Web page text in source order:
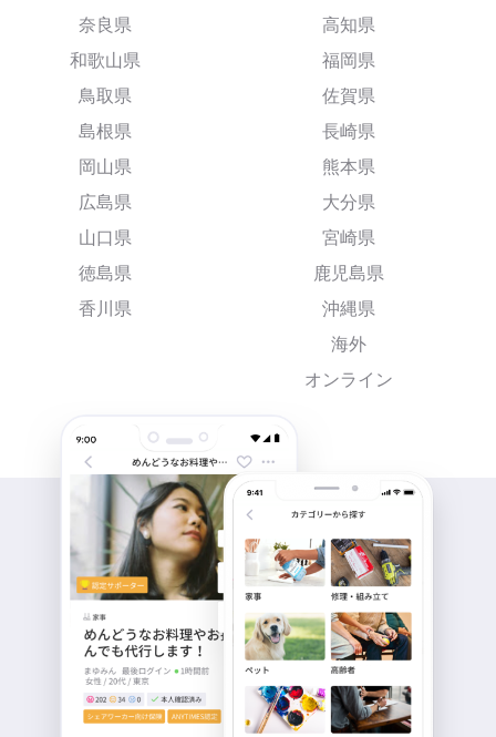
奈良県
和歌山県
鳥取県
島根県
岡山県
広島県
山口県
徳島県
香川県
高知県
福岡県
佐賀県
長崎県
熊本県
大分県
宮崎県
鹿児島県
沖縄県
海外
オンライン